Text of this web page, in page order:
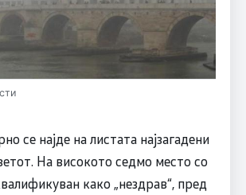
се најде на листата најзагадени
На високото седмо место со
како „нездрав“, пред